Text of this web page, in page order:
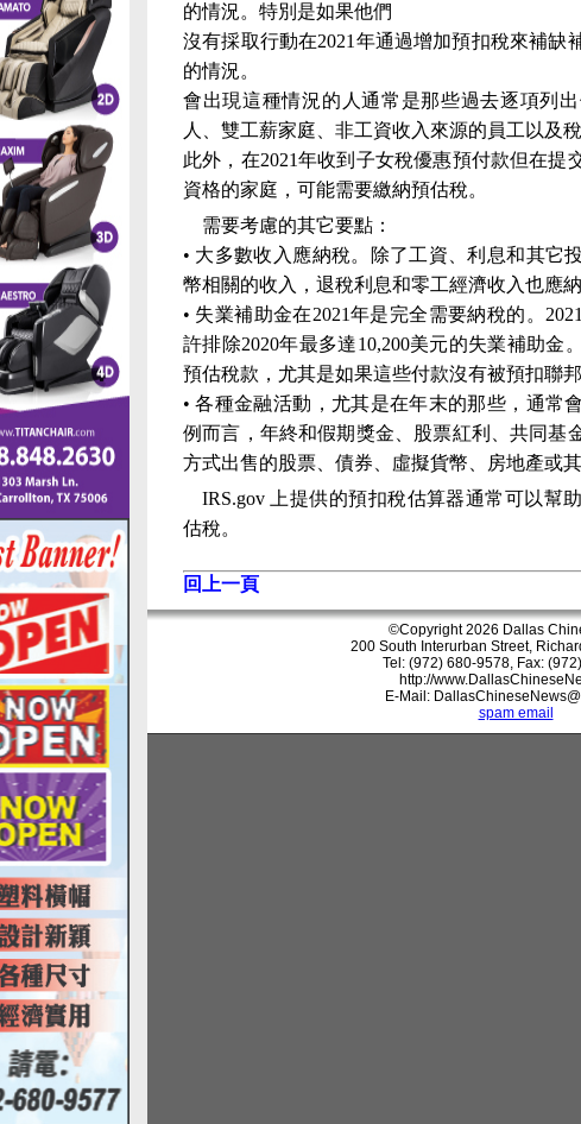
的情況。特別是如果他們
沒有採取行動在2021年通過增加預扣稅來補缺
的情況。
會出現這種情況的人通常是那些過去逐項列
人、雙工薪家庭、非工資收入來源的員工以及
此外，在2021年收到子女稅優惠預付款但在提
資格的家庭，可能需要繳納預估稅。
需要考慮的其它要點：
• 大多數收入應納稅。除了工資、利息和其它
幣相關的收入，退稅利息和零工經濟收入也應納
• 失業補助金在2021年是完全需要納稅的。
許排除2020年最多達10,200美元的失業補助金
預估稅款，尤其是如果這些付款沒有被預扣聯邦
• 各種金融活動，尤其是在年末的那些，通常
例而言，年終和假期獎金、股票紅利、共同基
方式出售的股票、債券、虛擬貨幣、房地產或
IRS.gov 上提供的預扣稅估算器通常可以幫
估稅。
回上一頁
©Copyright 2026 Dallas
200 South Interurban Street,
Tel: (972) 680-9578, Fax:
http://
E-Mail:
spam email